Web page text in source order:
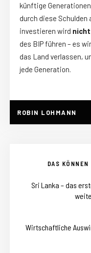
künftige
durch diese Schulden
investieren wird nicht
des BIP führen – es
das Land verlassen,
jede Generation.
ROBIN LOHMANN
DAS
Sri Lanka – das
Wirtschaftliche